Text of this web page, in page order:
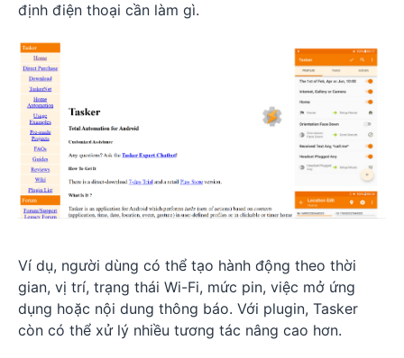
định điện thoại cần làm gì.
Ví dụ, người dùng có thể tạo hành động theo thời
gian, vị trí, trạng thái Wi-Fi, mức pin, việc mở ứng
dụng hoặc nội dung thông báo. Với plugin, Tasker
còn có thể xử lý nhiều tương tác nâng cao hơn.